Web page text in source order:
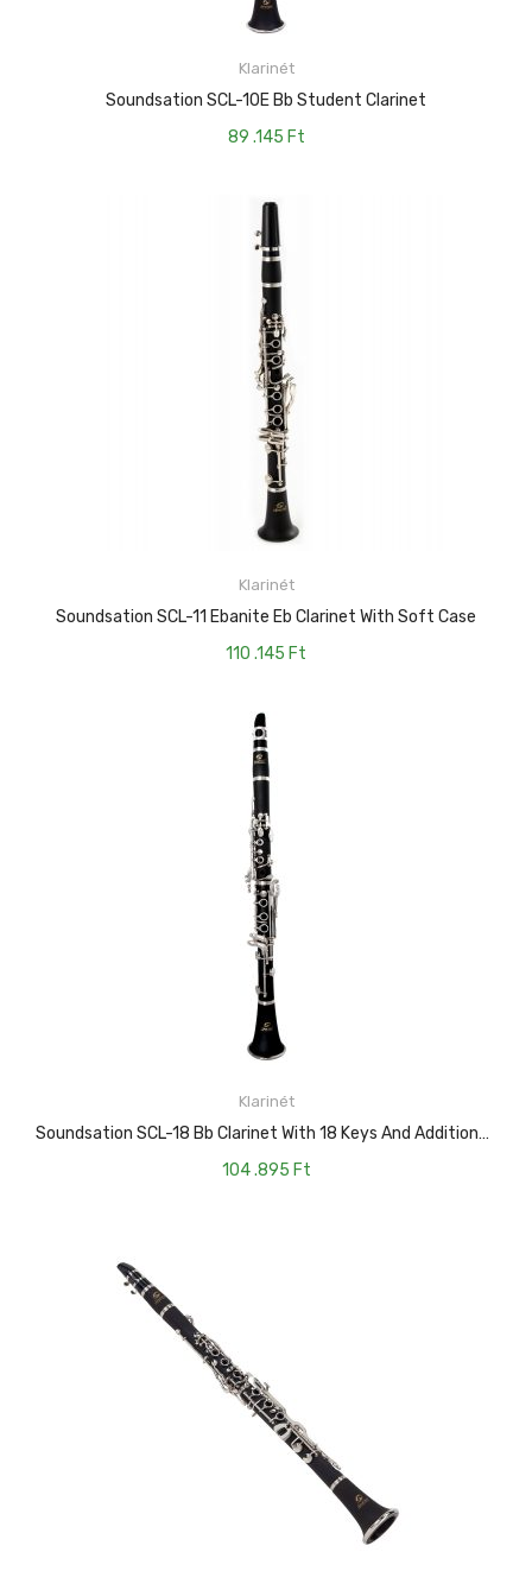
Klarinét
Soundsation SCL-10E Bb Student Clarinet
89 .145 Ft
KOSÁRBA TESZEM
Klarinét
Soundsation SCL-11 Ebanite Eb Clarinet With Soft Case
110 .145 Ft
Klarinét
Soundsation SCL-18 Bb Clarinet With 18 Keys And Additional Bell
104 .895 Ft
KOSÁRBA TESZEM